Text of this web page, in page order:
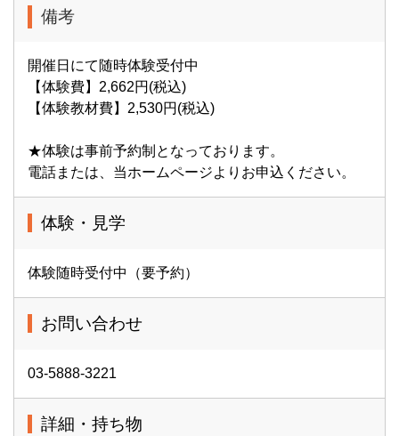
備考
開催日にて随時体験受付中
【体験費】2,662円(税込)
【体験教材費】2,530円(税込)
★体験は事前予約制となっております。
電話または、当ホームページよりお申込ください。
体験・見学
体験随時受付中（要予約）
お問い合わせ
03-5888-3221
詳細・持ち物